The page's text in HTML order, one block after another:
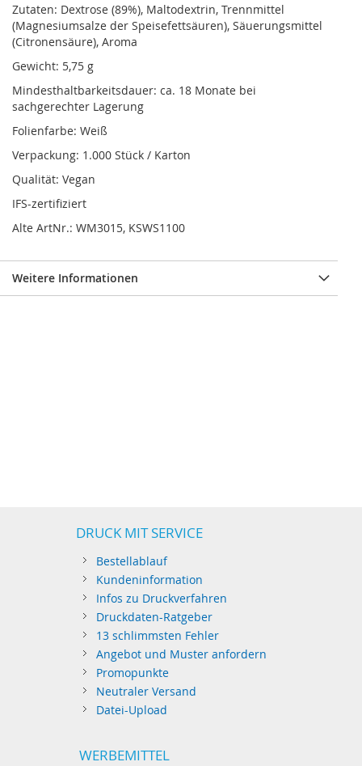
Zutaten: Dextrose (89%), Maltodextrin, Trennmittel
(Magnesiumsalze der Speisefettsäuren), Säuerungsmittel
(Citronensäure), Aroma
Gewicht: 5,75 g
Mindesthaltbarkeitsdauer: ca. 18 Monate bei
sachgerechter Lagerung
Folienfarbe: Weiß
Verpackung: 1.000 Stück / Karton
Qualität: Vegan
IFS-zertifiziert
Alte ArtNr.: WM3015, KSWS1100
Weitere Informationen
DRUCK MIT SERVICE
Bestellablauf
Kundeninformation
Infos zu Druckverfahren
Druckdaten-Ratgeber
13 schlimmsten Fehler
Angebot und Muster anfordern
Promopunkte
Neutraler Versand
Datei-Upload
WERBEMITTEL